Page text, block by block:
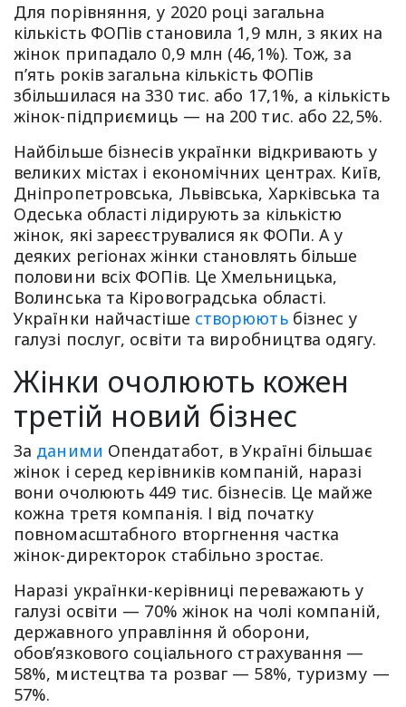
Для порівняння, у 2020 році загальна
кількість ФОПів становила 1,9 млн, з яких на
жінок припадало 0,9 млн (46,1%). Тож, за
п’ять років загальна кількість ФОПів
збільшилася на 330 тис. або 17,1%, а кількість
жінок-підприємиць — на 200 тис. або 22,5%.
Найбільше бізнесів українки відкривають у
великих містах і економічних центрах. Київ,
Дніпропетровська, Львівська, Харківська та
Одеська області лідирують за кількістю
жінок, які зареєструвалися як ФОПи. А у
деяких регіонах жінки становлять більше
половини всіх ФОПів. Це Хмельницька,
Волинська та Кіровоградська області.
Українки найчастіше створюютьбізнес у
галузі послуг, освіти та виробництва одягу.
Жінки очолюють кожен
третій новий бізнес
За даними Опендатабот, в Україні більшає
жінок і серед керівників компаній, наразі
вони очолюють 449 тис. бізнесів. Це майже
кожна третя компанія. І від початку
повномасштабного вторгнення частка
жінок-директорок стабільно зростає.
Наразі українки-керівниці переважають у
галузі освіти — 70% жінок на чолі компаній,
державного управління й оборони,
обов’язкового соціального страхування —
58%, мистецтва та розваг — 58%, туризму —
57%.